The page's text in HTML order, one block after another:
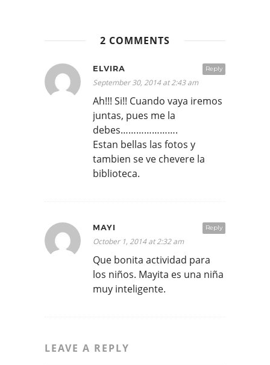
2 COMMENTS
Reply
ELVIRA
September 30, 2014 at 2:43 am
Ah!!! Si!! Cuando vaya iremos
juntas, pues me la
debes………………….
Estan bellas las fotos y
tambien se ve chevere la
biblioteca.
Reply
MAYI
October 1, 2014 at 2:32 am
Que bonita actividad para
los niños. Mayita es una niña
muy inteligente.
LEAVE A REPLY